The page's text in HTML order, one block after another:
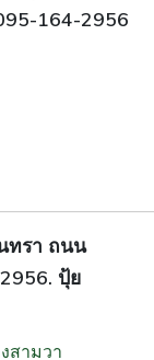
164-2956
ทรา ถนน
ปุ้ย
สามวา